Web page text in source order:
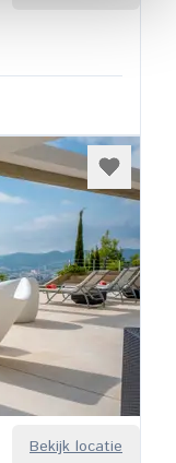
Bekijk locatie